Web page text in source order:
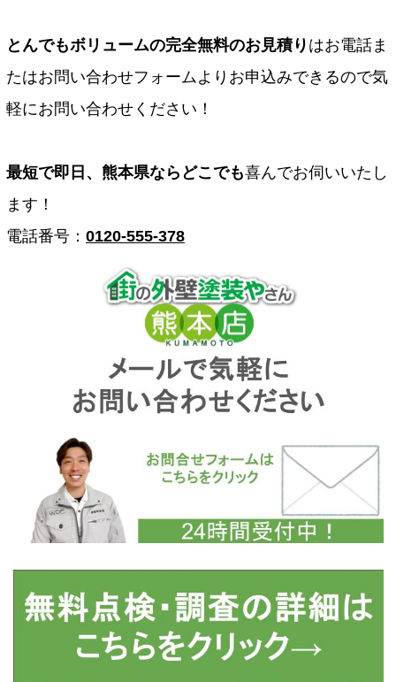
とんでもボリュームの完全無料のお見積り はお電話ま
たはお問い合わせフォームよりお申込みできるので気
軽にお問い合わせください！
最短で即日、熊本県ならどこでも喜んでお伺いいたし
ます！
電話番号： 0120-555-378